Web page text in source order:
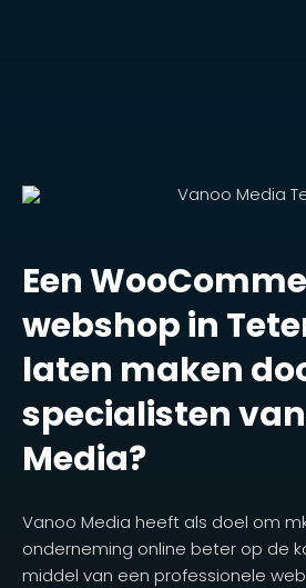
Een
webshop in
laten maken
specialisten
Media?
Vanoo Media heeft als doel om
onderneming online beter op de
middel van een professionele